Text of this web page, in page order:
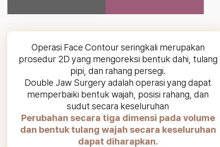
Operasi Face Contour seringkali merupakan
prosedur 2D yang mengoreksi bentuk dahi, tulang
pipi, dan rahang persegi.
Double Jaw Surgery adalah operasi yang dapat
memperbaiki bentuk wajah, posisi rahang, dan
sudut secara keseluruhan
Perubahan secara tiga dimensi pada volume
dan bentuk tulang wajah secara keseluruhan
dapat diharapkan.